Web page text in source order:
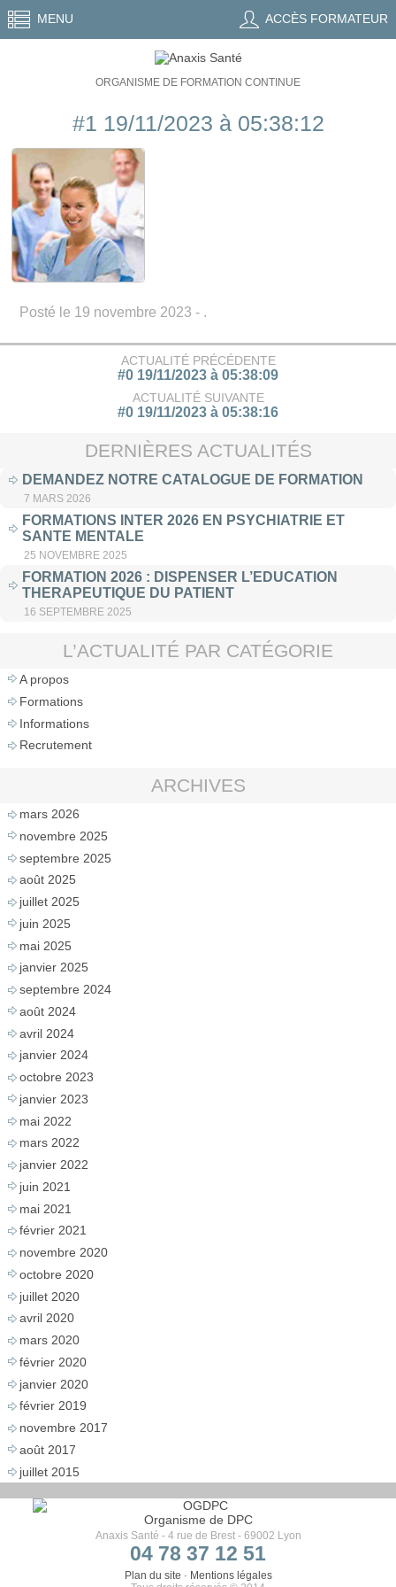
MENU ACCÈS FORMATEUR
ORGANISME DE FORMATION CONTINUE
#1 19/11/2023 à 05:38:12
Posté le 19 novembre 2023 - .
ACTUALITÉ PRÉCÉDENTE
#0 19/11/2023 à 05:38:09
ACTUALITÉ SUIVANTE
#0 19/11/2023 à 05:38:16
DERNIÈRES ACTUALITÉS
DEMANDEZ NOTRE CATALOGUE DE FORMATION
7 MARS 2026
FORMATIONS INTER 2026 EN PSYCHIATRIE ET
SANTE MENTALE
25 NOVEMBRE 2025
FORMATION 2026 : DISPENSER L’EDUCATION
THERAPEUTIQUE DU PATIENT
16 SEPTEMBRE 2025
L’ACTUALITÉ PAR CATÉGORIE
A propos
Formations
Informations
Recrutement
ARCHIVES
mars 2026
novembre 2025
septembre 2025
août 2025
juillet 2025
juin 2025
mai 2025
janvier 2025
septembre 2024
août 2024
avril 2024
janvier 2024
octobre 2023
janvier 2023
mai 2022
mars 2022
janvier 2022
juin 2021
mai 2021
février 2021
novembre 2020
octobre 2020
juillet 2020
avril 2020
mars 2020
février 2020
janvier 2020
février 2019
novembre 2017
août 2017
juillet 2015
Organisme de DPC
Anaxis Santé - 4 rue de Brest - 69002 Lyon
04 78 37 12 51
Plan du site - Mentions légales